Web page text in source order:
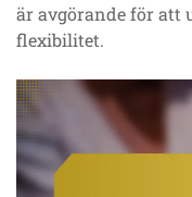
är avgörande för att
flexibilitet.